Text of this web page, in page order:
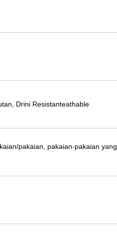
Drini Resistanteathable
pakaian, pakaian-pakaian yang